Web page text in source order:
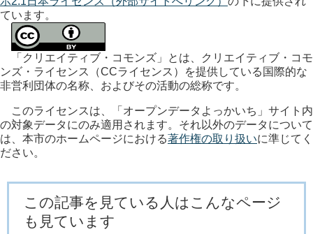
ています。
「クリエイティブ・コモンズ」とは、クリエイティブ・コモ
ンズ・ライセンス（CCライセンス）を提供している国際的な
非営利団体の名称、およびその活動の総称です。
このライセンスは、「オープンデータよっかいち」サイト内
の対象データにのみ適用されます。それ以外のデータについて
は、本市のホームページにおける著作権の取り扱いに準じてく
ださい。
この記事を見ている人はこんなページ
も見ています